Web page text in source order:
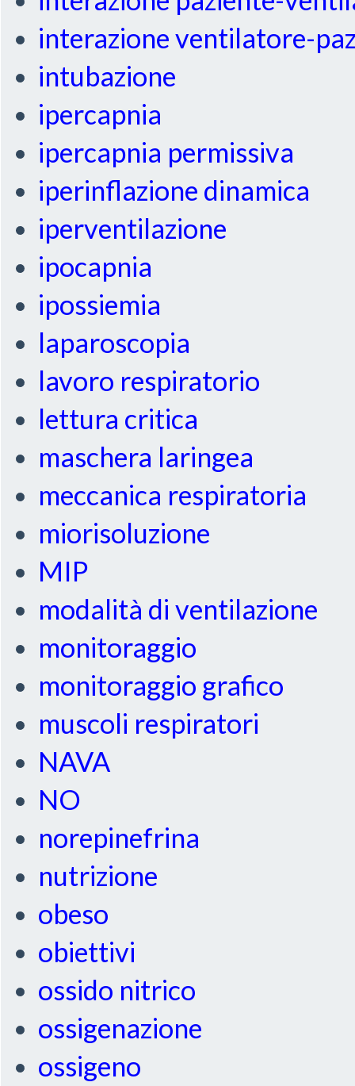
interazione ventilatore-
intubazione
ipercapnia
ipercapnia permissiva
iperinflazione dinamica
iperventilazione
ipocapnia
ipossiemia
laparoscopia
lavoro respiratorio
lettura critica
maschera laringea
meccanica respiratoria
miorisoluzione
MIP
modalità di ventilazione
monitoraggio
monitoraggio grafico
muscoli respiratori
NAVA
NO
norepinefrina
nutrizione
obeso
obiettivi
ossido nitrico
ossigenazione
ossigeno